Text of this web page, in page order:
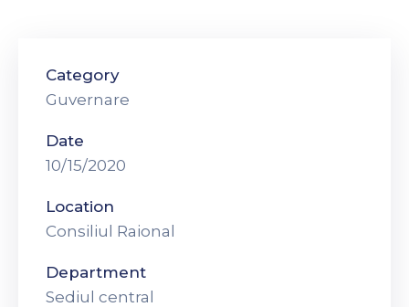
Category
Guvernare
Date
10/15/2020
Location
Consiliul Raional
Department
Sediul central